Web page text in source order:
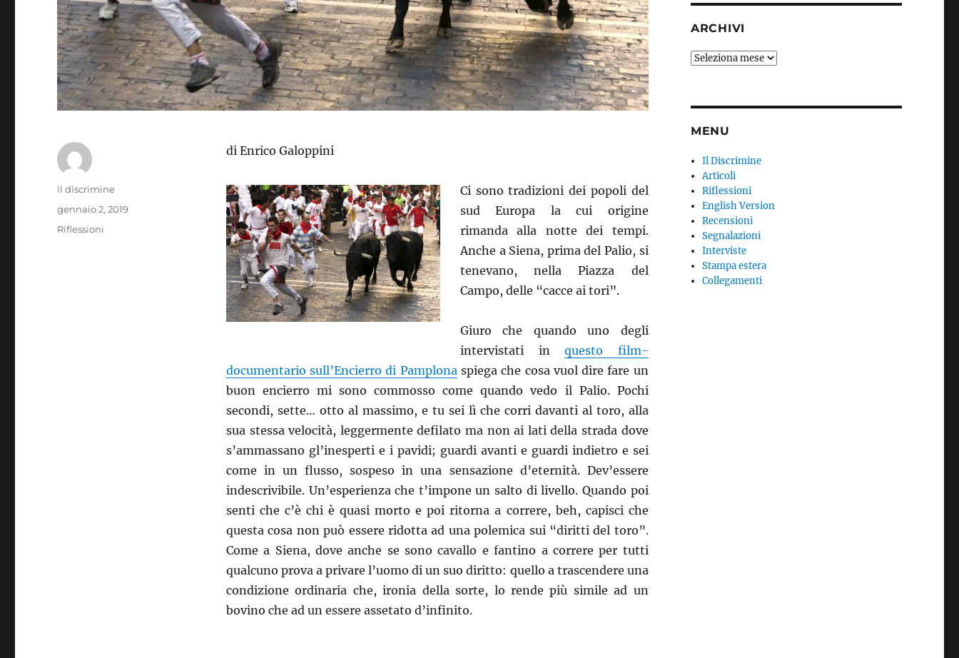
di Enrico Galoppini
Ci sono tradizioni dei popoli del
sud Europa la cui origine
rimanda alla notte dei tempi.
Anche a Siena, prima del Palio, si
tenevano, nella Piazza del
Campo, delle “cacce ai tori”.
Giuro che quando uno degli
intervistati inquesto film-
documentario sull’Encierro di Pamplona spiega che cosa vuol dire fare un
buon encierro mi sono commosso come quando vedo il Palio. Pochi
secondi, sette… otto al massimo, e tu sei lì che corri davanti al toro, alla
sua stessa velocità, leggermente defilato ma non ai lati della strada dove
s’ammassano gl’inesperti e i pavidi; guardi avanti e guardi indietro e sei
come in un flusso, sospeso in una sensazione d’eternità. Dev’essere
indescrivibile. Un’esperienza che t’impone un salto di livello. Quando poi
senti che c’è chi è quasi morto e poi ritorna a correre, beh, capisci che
questa cosa non può essere ridotta ad una polemica sui “diritti del toro”.
Come a Siena, dove anche se sono cavallo e fantino a correre per tutti
qualcuno prova a privare l’uomo di un suo diritto: quello a trascendere una
condizione ordinaria che, ironia della sorte, lo rende più simile ad un
bovino che ad un essere assetato d’infinito.
Autore
il discrimine
Pubblicato
il
gennaio 2, 2019
Categorie
Riflessioni
ARCHIVI
Archivi
MENU
Il Discrimine
Articoli
Riflessioni
English Version
Recensioni
Segnalazioni
Interviste
Stampa estera
Collegamenti